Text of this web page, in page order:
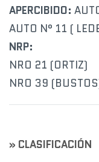
APERCIBIDO:
AUTO N° 11 (
NRP:
NRO 21 (ORTIZ)
NRO 39
» CLASIFICACIÓN